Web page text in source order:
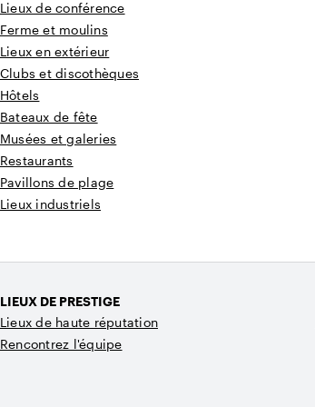
Lieux de conférence
Ferme et moulins
Lieux en extérieur
Clubs et discothèques
Hôtels
Bateaux de fête
Musées et galeries
Restaurants
Pavillons de plage
Lieux industriels
LIEUX DE PRESTIGE
Lieux de haute réputation
Rencontrez l'équipe